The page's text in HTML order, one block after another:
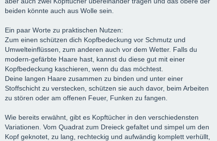
beiden könnte auch aus Wolle sein.
Ein paar Worte zu praktischen Nutzen:
Zum einen schützen dich Kopfbedeckung vor Schmutz und
Umwelteinflüssen, zum anderen auch vor dem Wetter. Falls du
modern-gefärbte Haare hast, kannst du diese gut mit einer
Kopfbedeckung kaschieren, wenn du das möchtest.
Deine langen Haare zusammen zu binden und unter einer
Stoffschicht zu verstecken, schützen sie auch davor, beim Arbeiten
zu stören oder am offenen Feuer, Funken zu fangen.
Wie bereits erwähnt, gibt es Kopftücher in den verschiedensten
Variationen. Vom Quadrat zum Dreieck gefaltet und simpel um den
Kopf geknotet, zu lang, rechteckig und aufwändig komplett verhüllt,